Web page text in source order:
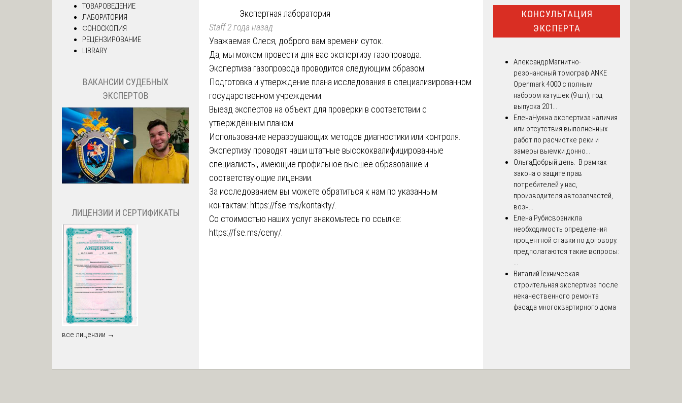
Экспертная лаборатория
Staff2 года назад
Уважаемая Олеся, доброго вам времени суток.
Да, мы можем провести для вас экспертизу газопровода.
Экспертиза газопровода проводится следующим образом:
Подготовка и утверждение плана исследования в специализированном
государственном учреждении.
Выезд экспертов на объект для проверки в соответствии с
утверждённым планом.
Использование неразрушающих методов диагностики или контроля.
Экспертизу проводят наши штатные высококвалифицированные
специалисты, имеющие профильное высшее образование и
соответствующие лицензии.
За исследованием вы можете обратиться к нам по указанным
контактам: https://fse.ms/kontakty/
Со стоимостью наших услуг знакомьтесь по ссылке:
https://fse.ms/ceny/
ТОВАРОВЕДЕНИЕ
ЛАБОРАТОРИЯ
ФОНОСКОПИЯ
РЕЦЕНЗИРОВАНИЕ
LIBRARY
ВАКАНСИИ СУДЕБНЫХ
ЭКСПЕРТОВ
ЛИЦЕНЗИИ И СЕРТИФИКАТЫ
все лицензии →
КОНСУЛЬТАЦИЯ
ЭКСПЕРТА
АлександрМагнитно-
резонансный томограф ANKE
Openmark 4000 с полным
набором катушек (9 шт), год
выпуска 201...
ЕленаНужна экспертиза наличия
или отсутствия выполненных
работ по расчистке реки и
замеры выемки донно...
ОльгаДобрый день. В рамках
закона о защите прав
потребителей у нас,
производителя автозапчастей,
возн...
Елена Рубисвозникла
необходимость определения
процентной ставки по договору.
предполагаются такие вопросы:
...
ВиталийТехническая
строительная экспертиза после
некачественного ремонта
фасада многоквартирного дома